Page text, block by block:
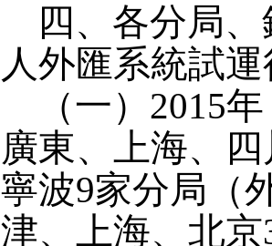
四、各分局
人外匯系統試
（一） 2015
廣東、上海、
寧波9家分局（
津、上海、北京